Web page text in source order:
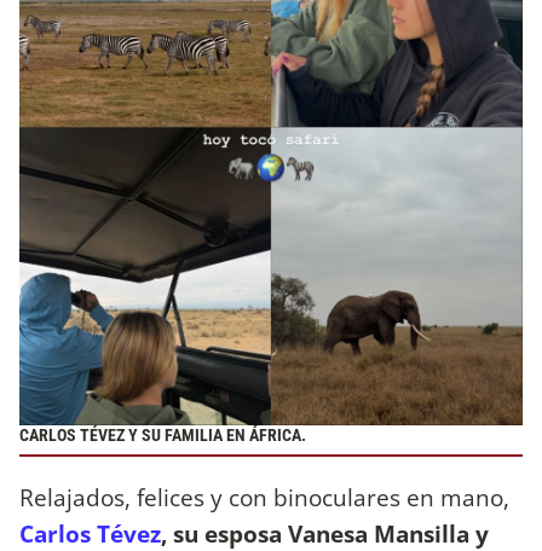
CARLOS TÉVEZ Y SU FAMILIA EN ÁFRICA.
Relajados, felices y con binoculares en mano,
Carlos Tévez, su esposa Vanesa Mansilla y